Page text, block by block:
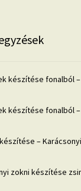
készítése fonalból
készítése fonalból
–
zokni készítése